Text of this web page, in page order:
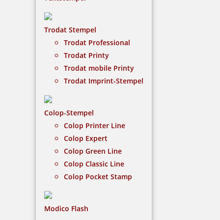
Trodat Stempel
Trodat Professional
Trodat Printy
Trodat mobile Printy
Trodat Imprint-Stempel
Colop-Stempel
Colop Printer Line
Colop Expert
Colop Green Line
Colop Classic Line
Colop Pocket Stamp
Modico Flash
Dieser Stempel ist perfekt geeignet für Büros die
viele verschiedene Lagertexte benötigen, aber nicht
Tausend verschiedene Stempel wollen.
NACH WUNSCHSTEMPEL FILTERN
€+
4 Artikel in der Kategorie